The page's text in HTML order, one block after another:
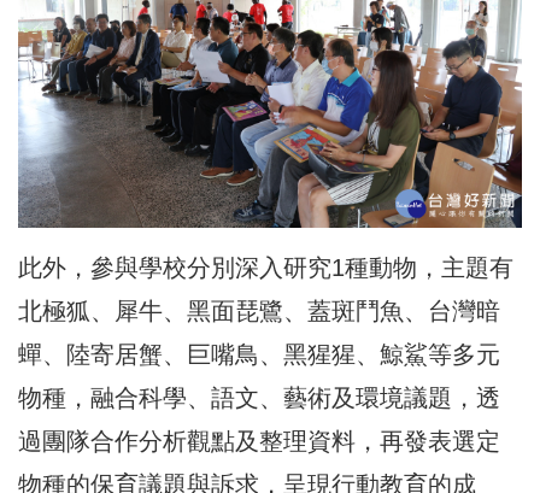
此外，參與學校分別深入研究1種動物，主題有
北極狐、犀牛、黑面琵鷺、蓋斑鬥魚、台灣暗
蟬、陸寄居蟹、巨嘴鳥、黑猩猩、鯨鯊等多元
物種，融合科學、語文、藝術及環境議題，透
過團隊合作分析觀點及整理資料，再發表選定
物種的保育議題與訴求，呈現行動教育的成